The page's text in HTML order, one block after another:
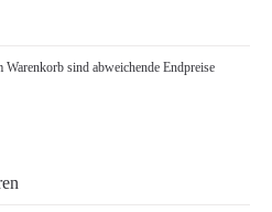
sind abweichende Endpreise